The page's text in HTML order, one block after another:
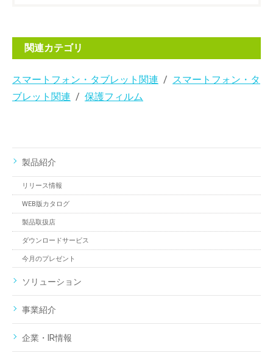
関連カテゴリ
スマートフォン・タブレット関連
スマートフォン・タ
ブレット関連
保護フィルム
製品紹介
リリース情報
WEB版カタログ
製品取扱店
ダウンロードサービス
今月のプレゼント
ソリューション
事業紹介
企業・IR情報